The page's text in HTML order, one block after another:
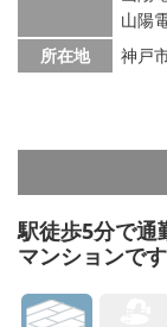
山陽
所在地
神戸
駅徒歩5分で
マンションです